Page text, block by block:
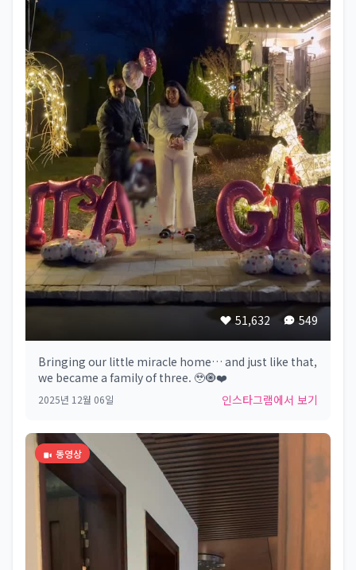
51,632 549
Bringing our little miracle home… and just like that,
we became a family of three. 🥹🧿❤️
2025년 12월 06일 인스타그램에서 보기
동영상